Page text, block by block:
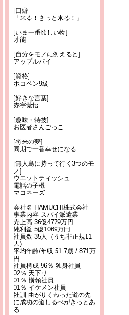
[口癖]
「来る！きっと来る！」
[いま一番欲しい物]
才能
[自分をモノに例えると]
アップルパイ
[資格]
ポコペン9級
[好きな言葉]
赤字覚悟
[趣味・特技]
お医者さんごっこ
[将来の夢]
同期で一番幸せになる
[無人島に持って行く3つのモ
ノ]
ウエットティッシュ
電話の子機
マヨネーズ
会社名 HAMUCHI株式会社
事業内容 スパイ派遣業
売上高 36億4779万円
純利益 5億1069万円
社員数 35人（うち非正規11
人)
平均年齢/年収 51.7歳 / 871万
円
社員構成 96％ 独身社員
02％ 天下り
01％ 横領社員
01％ イケメン社員
社訓 曲がりくねった道の先
に成功の道しるべがきっとあ
る